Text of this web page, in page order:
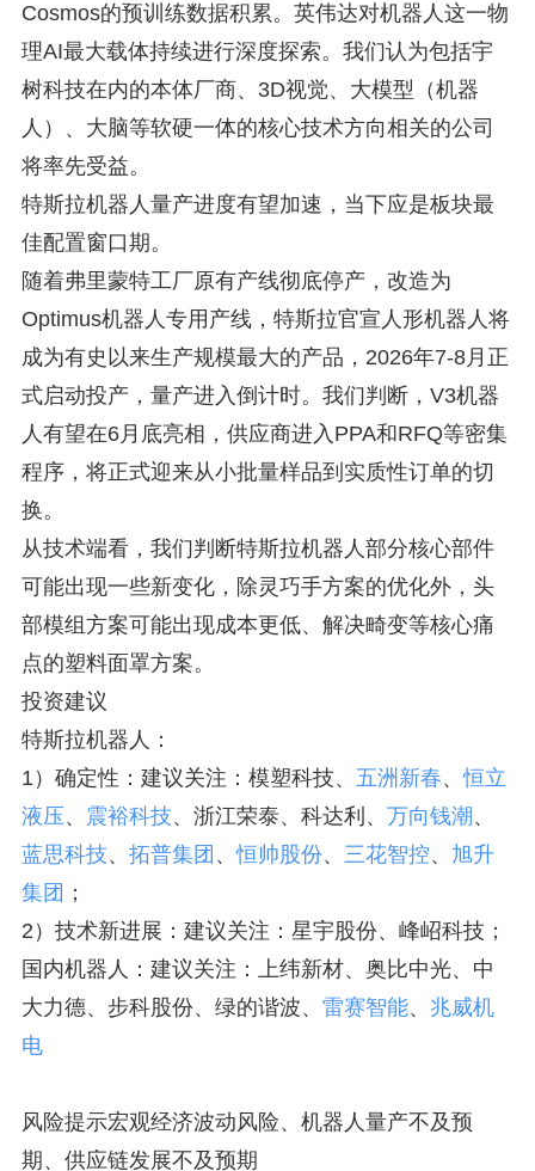
Cosmos的预训练数据积累。英伟达对机器人这一物
理AI最大载体持续进行深度探索。我们认为包括宇
树科技在内的本体厂商、3D视觉、大模型（机器
人）、大脑等软硬一体的核心技术方向相关的公司
将率先受益。
特斯拉机器人量产进度有望加速，当下应是板块最
佳配置窗口期。
随着弗里蒙特工厂原有产线彻底停产，改造为
Optimus机器人专用产线，特斯拉官宣人形机器人将
成为有史以来生产规模最大的产品，2026年7-8月正
式启动投产，量产进入倒计时。我们判断，V3机器
人有望在6月底亮相，供应商进入PPA和RFQ等密集
程序，将正式迎来从小批量样品到实质性订单的切
换。
从技术端看，我们判断特斯拉机器人部分核心部件
可能出现一些新变化，除灵巧手方案的优化外，头
部模组方案可能出现成本更低、解决畸变等核心痛
点的塑料面罩方案。
投资建议
特斯拉机器人：
1）确定性：建议关注：模塑科技、 五洲新春、恒立
液压、 震裕科技、浙江荣泰、科达利、 万向钱潮 、
蓝思科技、 拓普集团 、恒帅股份、 三花智控、 旭升
集团 ；
2）技术新进展：建议关注：星宇股份、峰岹科技；
国内机器人：建议关注：上纬新材、奥比中光、中
大力德、步科股份、绿的谐波、 雷赛智能、 兆威机
电
风险提示宏观经济波动风险、机器人量产不及预
期、供应链发展不及预期